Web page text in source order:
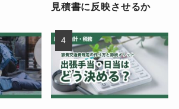
見積書に反映させるか